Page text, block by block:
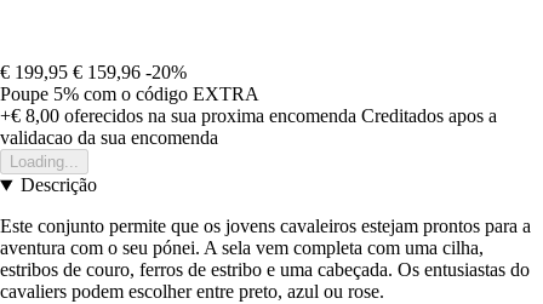
€ 199,95 € 159,96 -20%
Poupe 5% com o código EXTRA
+€ 8,00 oferecidos na sua proxima encomenda Creditados apos a
validacao da sua encomenda
Loading...
Descrição
Este conjunto permite que os jovens cavaleiros estejam prontos para a
aventura com o seu pónei. A sela vem completa com uma cilha,
estribos de couro, ferros de estribo e uma cabeçada. Os entusiastas do
cavaliers podem escolher entre preto, azul ou rose.